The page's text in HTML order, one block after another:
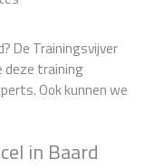
De Trainingsvijver
deze training
Ook kunnen we
in Baard